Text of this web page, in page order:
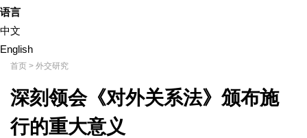
语言
中文
English
首页 > 外交研究
深刻领会《对外关系法》颁布施
行的重大意义